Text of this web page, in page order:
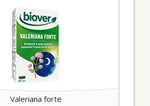
Valeriana forte